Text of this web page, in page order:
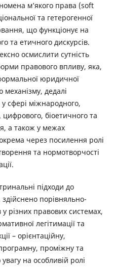
м’якого права (soft
та гетерогенної
що функціонує на
та етичного дискурсів.
осмислити сутність
правового впливу, яка,
юридичної
механізму, дедалі
сфері міжнародного,
цифрового, біоетичного та
а також у межах
через посилення ролі
та нормотворчості
підходи до
порівняльно-
різних правових системах,
легітимації та
– орієнтаційну,
проміжну та
на особливій ролі